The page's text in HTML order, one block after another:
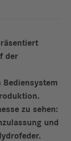
der
Bediensystem
zu sehen:
und